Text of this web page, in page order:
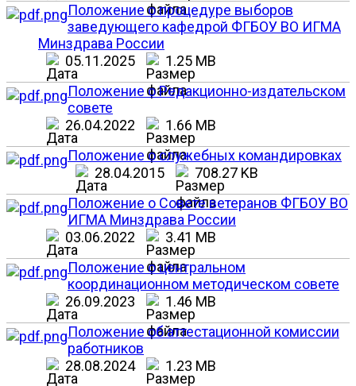
Положение о процедуре выборов
заведующего кафедрой ФГБОУ ВО ИГМА
Минздрава России
05.11.2025
1.25 MB
Положение о Редакционно-издательском
совете
26.04.2022
1.66 MB
Положение о служебных командировках
28.04.2015
708.27 KB
Положение о Совете ветеранов ФГБОУ ВО
ИГМА Минздрава России
03.06.2022
3.41 MB
Положение о центральном
координационном методическом совете
26.09.2023
1.46 MB
Положение об аттестационной комиссии
работников
28.08.2024
1.23 MB